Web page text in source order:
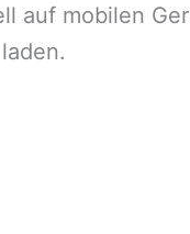
auf mobilen